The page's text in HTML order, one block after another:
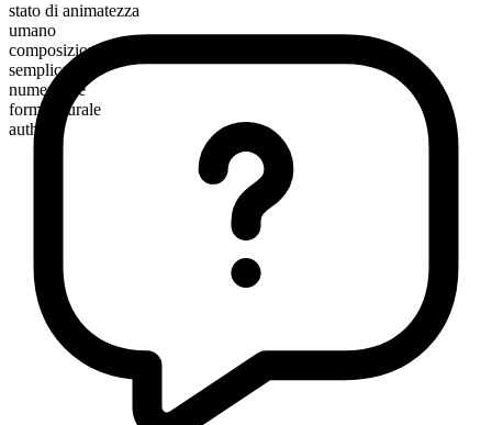
stato di animatezza
umano
composizione morfologica
semplice
numerabile
forma plurale
authors